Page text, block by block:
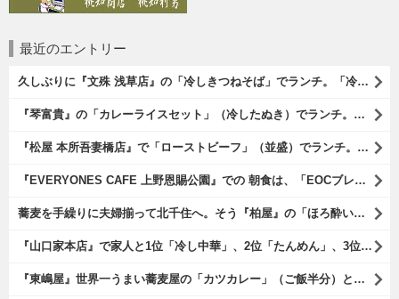
最近のエントリー
久しぶりに『文殊 浅草店』の「冷しきつねそば」でランチ。「冷しき
『琴富貴』の「カレーライスセット」（冷したぬき）でランチ。所謂
『松屋 本所吾妻橋店』で「ローストビーフ」（並盛）でランチ。「ロ
『EVERYONES CAFE 上野恩賜公園』での 朝食は、「EOCブレック
蕎麦を手繰りに夫婦揃って北千住へ。そう『柏屋』の「ほろ酔いセッ
『山口家本店』で家人と1位「冷し中華」、2位「たんめん」、3位「
『東嶋屋』世界一うまい蕎麦屋の「カツカレー」（ご飯半分）と「お